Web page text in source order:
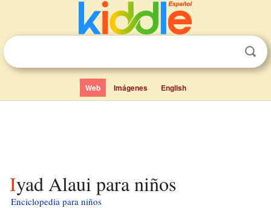
Web Imágenes English
Iyad Alaui para niños
Enciclopedia para niños